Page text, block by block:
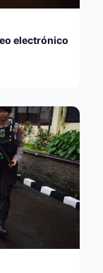
electrónico